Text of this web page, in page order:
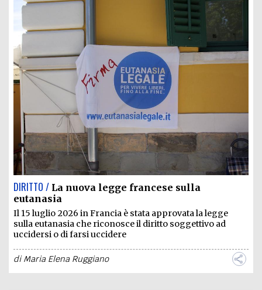
DIRITTO / La nuova legge francese sulla
eutanasia
Il 15 luglio 2026 in Francia è stata approvata la legge
sulla eutanasia che riconosce il diritto soggettivo ad
uccidersi o di farsi uccidere
diMaria Elena Ruggiano